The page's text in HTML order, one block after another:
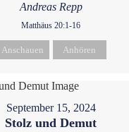
Andreas Repp
Matthäus 20:1-16
Anschauen Anhören
September 15, 2024
Stolz und Demut